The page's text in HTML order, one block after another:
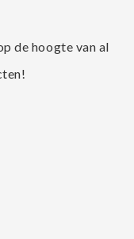
de hoogte van al